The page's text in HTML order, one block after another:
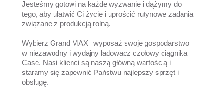
Jesteśmy gotowi na każde wyzwanie i dążymy do
tego, aby ułatwić Ci życie i uprościć rutynowe zadania
związane z produkcją rolną.
Wybierz Grand MAX i wyposaż swoje gospodarstwo
w niezawodny i wydajny ładowacz czołowy ciągnika
Case. Nasi klienci są naszą główną wartością i
staramy się zapewnić Państwu najlepszy sprzęt i
obsługę.